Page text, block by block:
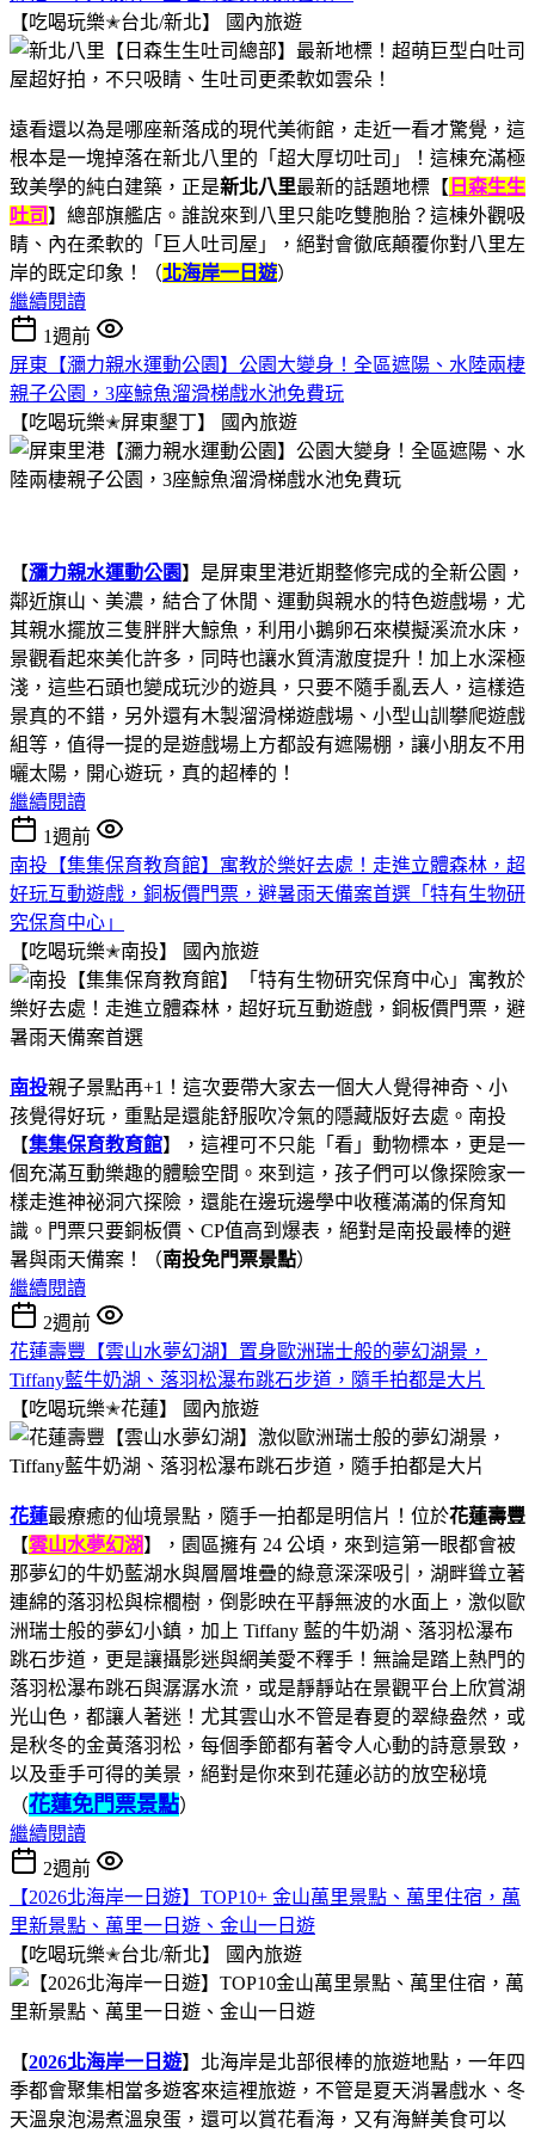
【吃喝玩樂✭台北/新北】
國內旅遊
遠看還以為是哪座新落成的現代美術館，走近一看才驚覺，這
根本是一塊掉落在新北八里的「超大厚切吐司」！這棟充滿極
致美學的純白建築，正是新北八里最新的話題地標【 日森生生
吐司 】總部旗艦店。誰說來到八里只能吃雙胞胎？這棟外觀吸
睛、內在柔軟的「巨人吐司屋」，絕對會徹底顛覆你對八里左
岸的既定印象！（北海岸一日遊）
繼續閱讀
1週前
屏東【瀰力親水運動公園】公園大變身！全區遮陽、水陸兩棲
親子公園，3座鯨魚溜滑梯戲水池免費玩
【吃喝玩樂✭屏東墾丁】
國內旅遊
【瀰力親水運動公園】是屏東里港近期整修完成的全新公園，
鄰近旗山、美濃，結合了休閒、運動與親水的特色遊戲場，尤
其親水擺放三隻胖胖大鯨魚，利用小鵝卵石來模擬溪流水床，
景觀看起來美化許多，同時也讓水質清澈度提升！加上水深極
淺，這些石頭也變成玩沙的遊具，只要不隨手亂丟人，這樣造
景真的不錯，另外還有木製溜滑梯遊戲場、小型山訓攀爬遊戲
組等，值得一提的是遊戲場上方都設有遮陽棚，讓小朋友不用
曬太陽，開心遊玩，真的超棒的！
繼續閱讀
1週前
南投【集集保育教育館】寓教於樂好去處！走進立體森林，超
好玩互動遊戲，銅板價門票，避暑雨天備案首選「特有生物研
究保育中心」
【吃喝玩樂✭南投】
國內旅遊
南投親子景點再+1！這次要帶大家去一個大人覺得神奇、小
孩覺得好玩，重點是還能舒服吹冷氣的隱藏版好去處。南投
【集集保育教育館】，這裡可不只能「看」動物標本，更是一
個充滿互動樂趣的體驗空間。來到這，孩子們可以像探險家一
樣走進神祕洞穴探險，還能在邊玩邊學中收穫滿滿的保育知
識。門票只要銅板價、CP值高到爆表，絕對是南投最棒的避
暑與雨天備案！（南投免門票景點）
繼續閱讀
2週前
花蓮壽豐【雲山水夢幻湖】置身歐洲瑞士般的夢幻湖景，
Tiffany藍牛奶湖、落羽松瀑布跳石步道，隨手拍都是大片
【吃喝玩樂✭花蓮】
國內旅遊
花蓮最療癒的仙境景點，隨手一拍都是明信片！位於花蓮壽豐
【雲山水夢幻湖】，園區擁有 24 公頃，來到這第一眼都會被
那夢幻的牛奶藍湖水與層層堆疊的綠意深深吸引，湖畔聳立著
連綿的落羽松與棕櫚樹，倒影映在平靜無波的水面上，激似歐
洲瑞士般的夢幻小鎮，加上 Tiffany 藍的牛奶湖、落羽松瀑布
跳石步道，更是讓攝影迷與網美愛不釋手！無論是踏上熱門的
落羽松瀑布跳石與潺潺水流，或是靜靜站在景觀平台上欣賞湖
光山色，都讓人著迷！尤其雲山水不管是春夏的翠綠盎然，或
是秋冬的金黃落羽松，每個季節都有著令人心動的詩意景致，
以及垂手可得的美景，絕對是你來到花蓮必訪的放空秘境
（花蓮免門票景點）
繼續閱讀
2週前
【2026北海岸一日遊】TOP10+ 金山萬里景點、萬里住宿，萬
里新景點、萬里一日遊、金山一日遊
【吃喝玩樂✭台北/新北】
國內旅遊
【2026北海岸一日遊】北海岸是北部很棒的旅遊地點，一年四
季都會聚集相當多遊客來這裡旅遊，不管是夏天消暑戲水、冬
天溫泉泡湯煮溫泉蛋，還可以賞花看海，又有海鮮美食可以